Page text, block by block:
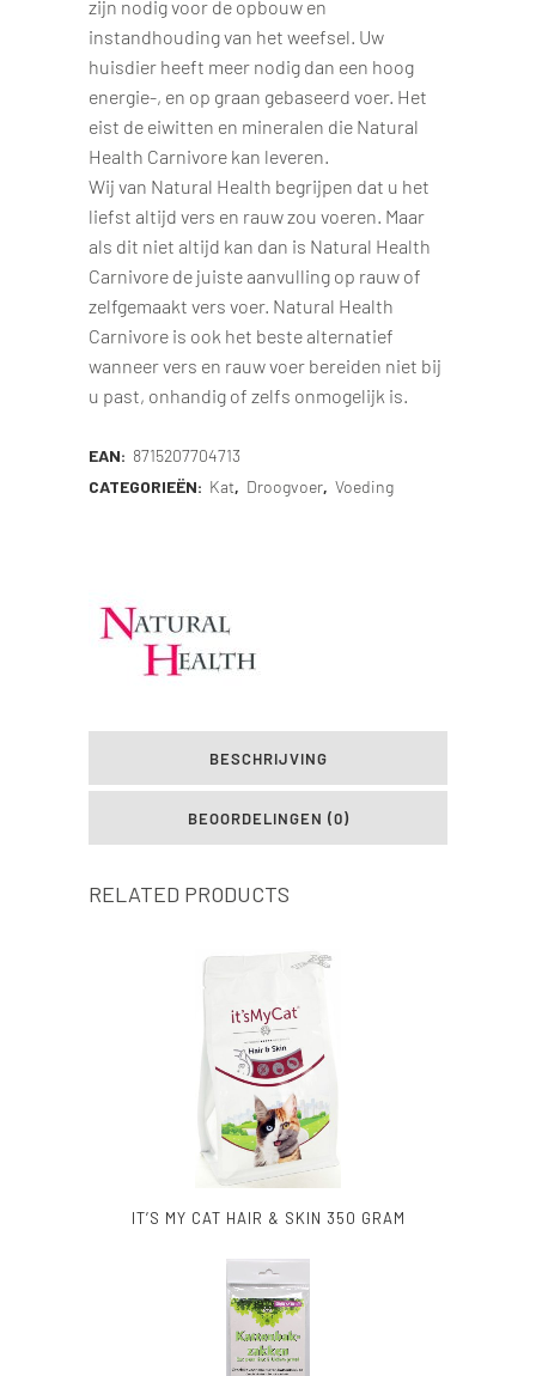
zijn nodig voor de opbouw en
instandhouding van het weefsel. Uw
huisdier heeft meer nodig dan een hoog
energie-, en op graan gebaseerd voer. Het
eist de eiwitten en mineralen die Natural
Health Carnivore kan leveren.
Wij van Natural Health begrijpen dat u het
liefst altijd vers en rauw zou voeren. Maar
als dit niet altijd kan dan is Natural Health
Carnivore de juiste aanvulling op rauw of
zelfgemaakt vers voer. Natural Health
Carnivore is ook het beste alternatief
wanneer vers en rauw voer bereiden niet bij
u past, onhandig of zelfs onmogelijk is.
EAN: 8715207704713
CATEGORIEËN: Kat, Droogvoer, Voeding
BESCHRIJVING
BEOORDELINGEN (0)
RELATED PRODUCTS
IT’S MY CAT HAIR & SKIN 350 GRAM